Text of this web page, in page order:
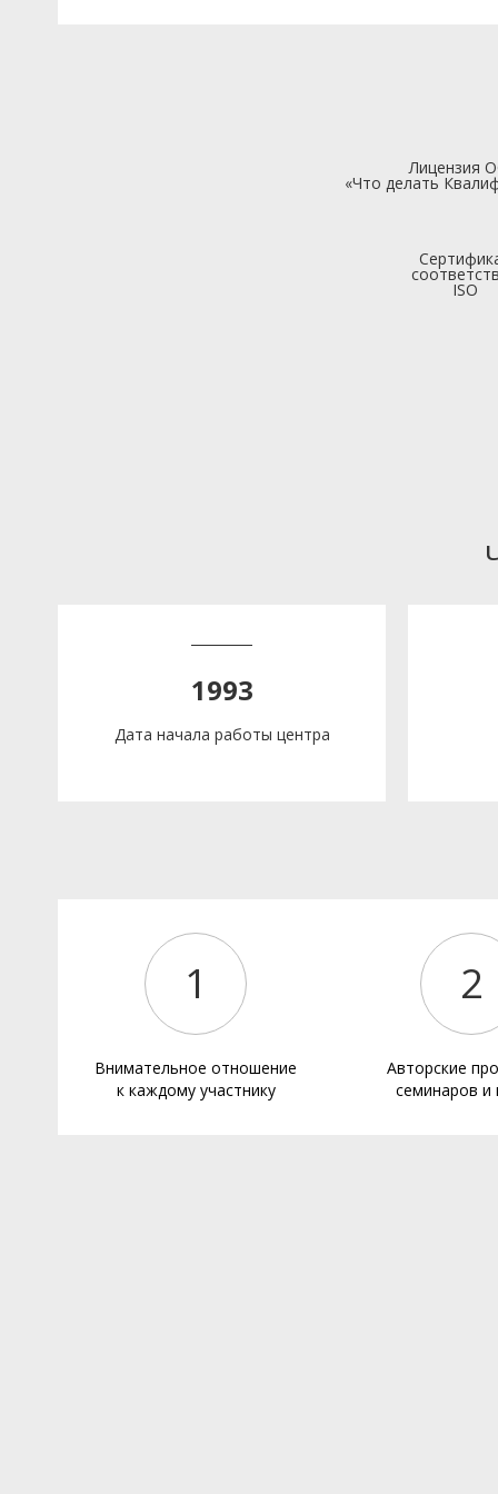
Лицензия
«Что делать
ISO
1993
Дата начала работы центра
1
Внимательное отношение
к каждому участнику
2
Авторские
семинаров и